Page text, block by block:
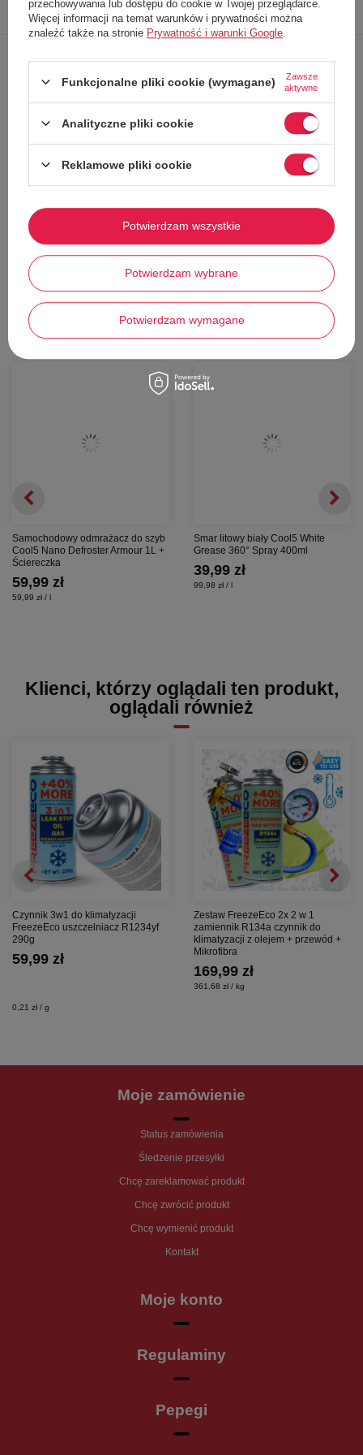
produktu
dane
produkt
swoją opinię
CECHY I ZASTOSOWANIE
• Wielorazowego użytku.
• Prosty w użytku.
• Do aut produkowanych po 2017 roku.
Adapter jest niezbędny do uzupełniania klimatyzacji czynnikiem
Stwórz zestaw i dodaj do
zamówienia
Samochodowy odmrażacz do szyb
Cool5 Nano Defroster Armour 1L +
Ściereczka
59,99 zł
59,99 zł / l
Smar litowy biały Cool5 White
Grease 360° Spray 400ml
39,99 zł
99,98 zł / l
Klienci, którzy oglądali ten produkt,
oglądali również
Czynnik 3w1 do klimatyzacji
FreezeEco uszczelniacz R1234yf
290g
59,99 zł
0,21 zł / g
Zestaw FreezeEco 2x 2 w 1
zamiennik R134a czynnik do
klimatyzacji z olejem + przewód +
Mikrofibra
169,99 zł
361,68 zł / kg
Moje zamówienie
Status zamówienia
Śledzenie przesyłki
Chcę zareklamować produkt
Chcę zwrócić produkt
Chcę wymienić produkt
Kontakt
Moje konto
Regulaminy
Pepegi
przechowywania lub dostępu do cookie w Twojej przeglądarce.
Więcej informacji na temat warunków i prywatności można
znaleźć także na stronie Prywatność i warunki Google
Funkcjonalne pliki cookie (wymagane)
Zawsze
aktywne
Analityczne pliki cookie
Reklamowe pliki cookie
Potwierdzam wybrane
Potwierdzam wymagane
Potwierdzam wszystkie